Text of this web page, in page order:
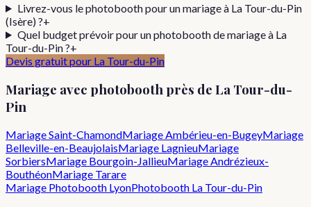
Livrez-vous le photobooth pour un mariage à La Tour-du-Pin
(Isère) ?+
Quel budget prévoir pour un photobooth de mariage à La
Tour-du-Pin ?+
Devis gratuit pour La Tour-du-Pin
Mariage avec photobooth près de La Tour-du-
Pin
MariageSaint-ChamondMariageAmbérieu-en-BugeyMariage
Belleville-en-BeaujolaisMariage LagnieuMariage
SorbiersMariage Bourgoin-JallieuMariageAndrézieux-
BouthéonMariage Tarare
Mariage Photobooth LyonPhotobooth La Tour-du-Pin